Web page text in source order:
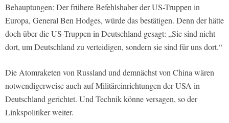
Behauptungen: Der frühere Befehlshaber der US-Truppen in
Europa, General Ben Hodges, würde das bestätigen. Denn der hätte
doch über die US-Truppen in Deutschland gesagt: „Sie sind nicht
dort, um Deutschland zu verteidigen, sondern sie sind für uns dort.“
Die Atomraketen von Russland und demnächst von China wären
notwendigerweise auch auf Militäreinrichtungen der USA in
Deutschland gerichtet. Und Technik könne versagen, so der
Linkspolitiker weiter.